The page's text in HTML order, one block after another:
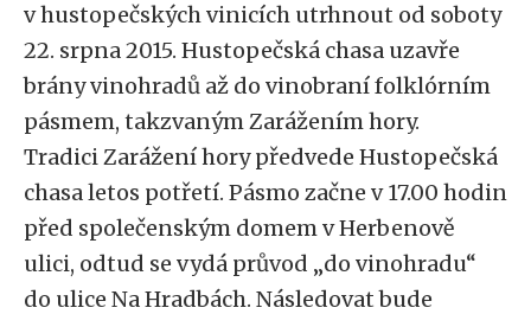
v hustopečských vinicích utrhnout od soboty
22. srpna 2015. Hustopečská chasa uzavře
brány vinohradů až do vinobraní folklórním
pásmem, takzvaným Zarážením hory.
Tradici Zarážení hory předvede Hustopečská
chasa letos potřetí. Pásmo začne v 17.00 hodin
před společenským domem v Herbenově
ulici, odtud se vydá průvod „do vinohradu“
do ulice Na Hradbách. Následovat bude